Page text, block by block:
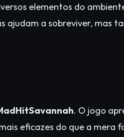
elementos do
ajudam a sobreviver, mas
. O jogo
eficazes do que a